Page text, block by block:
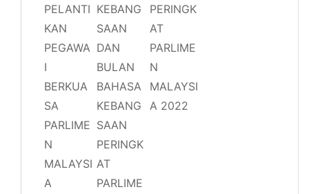
PELANTI
KAN
PEGAWA
I
BERKUA
SA
PARLIME
N
MALAYSI
A
KEBANG
SAAN
DAN
BULAN
BAHASA
KEBANG
SAAN
PERINGK
AT
PARLIME
PERINGK
AT
PARLIME
N
MALAYSI
A 2022